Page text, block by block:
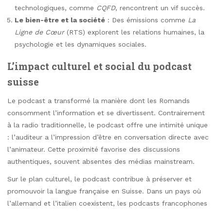
technologiques, comme CQFD, rencontrent un vif succès.
Le bien-être et la société : Des émissions comme La
Ligne de Cœur(RTS) explorent les relations humaines, la
psychologie et les dynamiques sociales.
L’impact culturel et social du podcast
suisse
Le podcast a transformé la manière dont les Romands
consomment l’information et se divertissent. Contrairement
à la radio traditionnelle, le podcast offre une intimité unique
: l’auditeur a l’impression d’être en conversation directe avec
l’animateur. Cette proximité favorise des discussions
authentiques, souvent absentes des médias mainstream.
Sur le plan culturel, le podcast contribue à préserver et
promouvoir la langue française en Suisse. Dans un pays où
l’allemand et l’italien coexistent, les podcasts francophones